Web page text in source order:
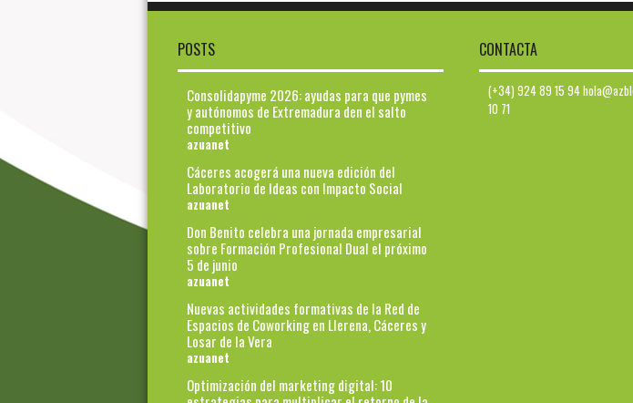
POSTS
Consolidapyme 2026: ayudas para que pymes
y autónomos de Extremadura den el salto
competitivo
azuanet
Cáceres acogerá una nueva edición del
Laboratorio de Ideas con Impacto Social
azuanet
Don Benito celebra una jornada empresarial
sobre Formación Profesional Dual el próximo
5 de junio
azuanet
Nuevas actividades formativas de la Red de
Espacios de Coworking en Llerena, Cáceres y
Losar de la Vera
azuanet
Optimización del marketing digital: 10
CONTACTA
(+34) 924 89 15 94
10 71